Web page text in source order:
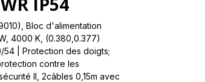
Bloc d'alimentation
4000 K, (0.380,0.377)
54 | Protection des doigts;
contre les
II, 2câbles 0,15m avec